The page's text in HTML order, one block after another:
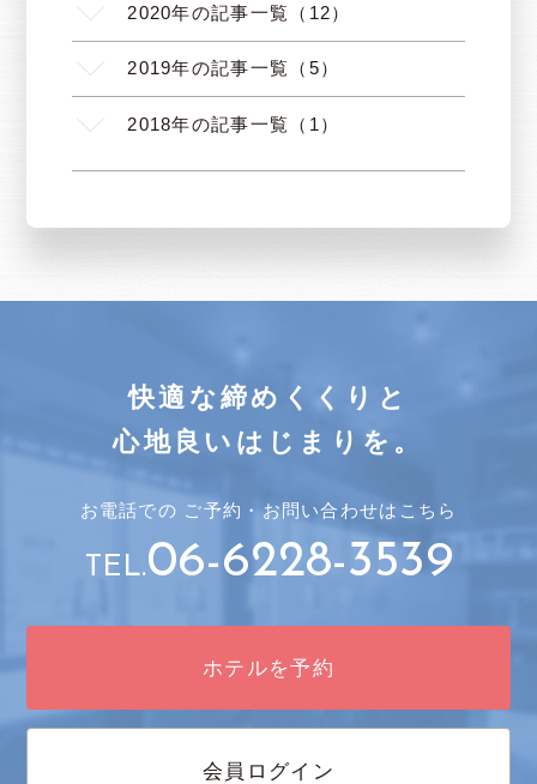
2020年の記事一覧（12）
2019年の記事一覧（5）
2018年の記事一覧（1）
快適な締めくくりと
心地良いはじまりを。
お電話での ご予約・ お問い合わせはこちら
TEL.06-6228-3539
ホテルを予約
会員ログイン